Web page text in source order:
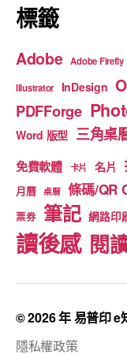
標籤
Adobe Adobe Firefly
Illustrator InDesign
PDFForge
Word 版型 三角桌
免費軟體 卡片 名片
月曆 桌曆 條碼/QR
票券 筆記 網路印
讀後感 閱
© 2026 年易普印 e
隱私權政策